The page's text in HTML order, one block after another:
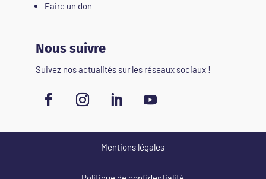
Faire un don
Nous suivre
Suivez nos actualités sur les réseaux sociaux !
Mentions légales